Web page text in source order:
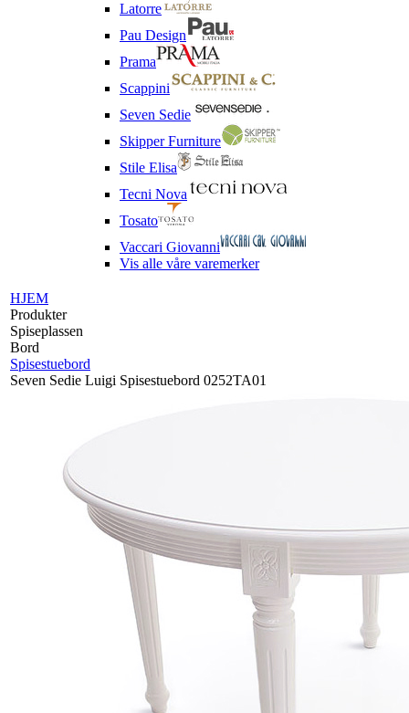
Latorre
Pau Design
Prama
Scappini
Seven Sedie
Skipper Furniture
Stile Elisa
Tecni Nova
Tosato
Vaccari Giovanni
Vis alle våre varemerker
HJEM
Produkter
Spiseplassen
Bord
Spisestuebord
Seven Sedie Luigi Spisestuebord 0252TA01